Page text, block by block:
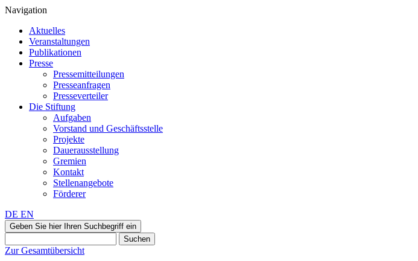
Navigation
Aktuelles
Veranstaltungen
Publikationen
Presse
Pressemitteilungen
Presseanfragen
Presseverteiler
Die Stiftung
Aufgaben
Vorstand und Geschäftsstelle
Projekte
Dauerausstellung
Gremien
Kontakt
Stellenangebote
Förderer
DE EN
Geben Sie hier Ihren Suchbegriff ein
Suchen
Zur Gesamtübersicht